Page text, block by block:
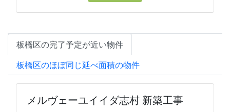
板橋区の完了予定が近い物件
板橋区のほぼ同じ延べ面積の物件
メルヴェーユイイダ志村 新築工事